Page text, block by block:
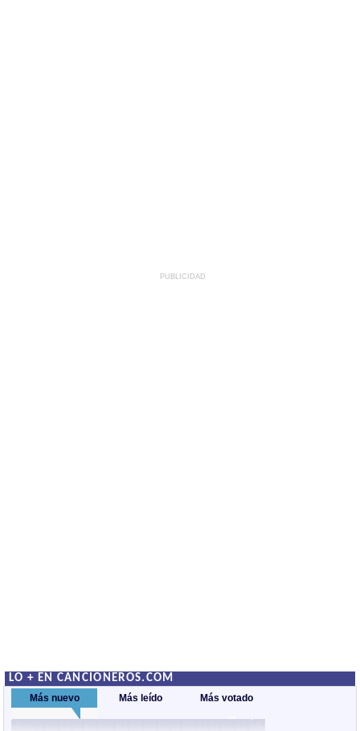
PUBLICIDAD
LO + EN CANCIONEROS.COM
Más nuevo Más leído Más votado